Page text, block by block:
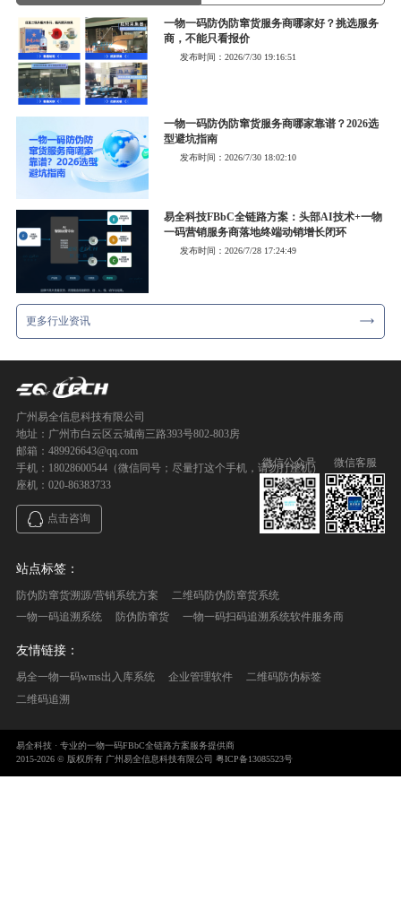
一物一码防伪防窜货服务商哪家好？挑选服务
商，不能只看报价
发布时间：2026/7/30 19:16:51
一物一码防伪防窜货服务商哪家靠谱？2026选
型避坑指南
发布时间：2026/7/30 18:02:10
易全科技FBbC全链路方案：头部AI技术+一物
一码营销服务商落地终端动销增长闭环
发布时间：2026/7/28 17:24:49
更多行业资讯
广州易全信息科技有限公司
地址：广州市白云区云城南三路393号802-803房
邮箱：489926643@qq.com
手机：18028600544（微信同号；尽量打这个手机，请勿打座机）
座机：020-86383733
点击咨询
微信公众号 微信客服
站点标签：
防伪防窜货溯源/营销系统方案
二维码防伪防窜货系统
一物一码追溯系统
防伪防窜货 一物一码扫码追溯系统软件服务商
友情链接：
易全一物一码wms出入库系统 企业管理软件
二维码防伪标签
二维码追溯
易全科技 · 专业的一物一码FBbC全链路方案服务提供商
2015-2026 © 版权所有 广州易全信息科技有限公司 粤ICP备13085523号